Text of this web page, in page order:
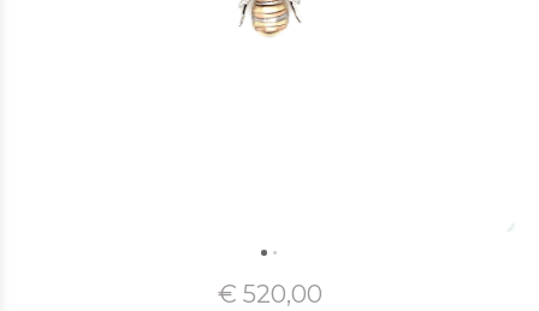
€ 520,00